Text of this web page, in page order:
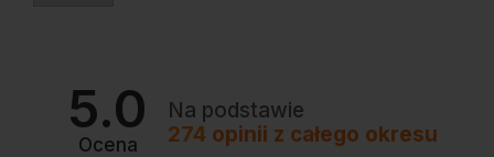
5.0
Ocena
Na podstawie
274 opinii z całego okresu